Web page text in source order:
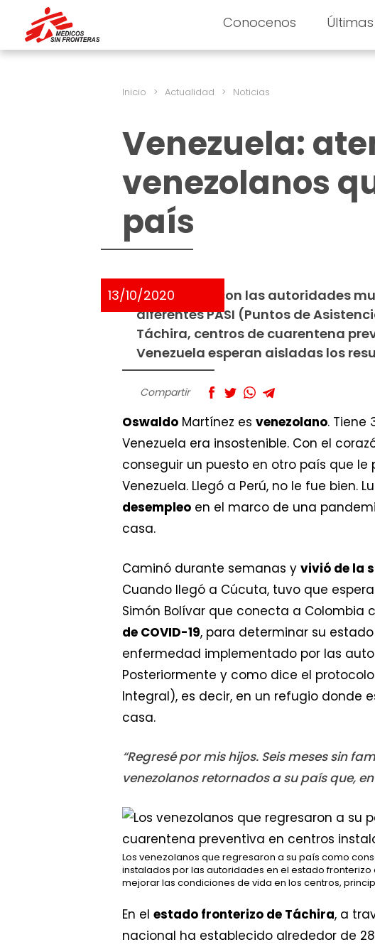
Conocenos
Inicio > Actualidad > Noticias
Venezuela:
venezolanos
país
13/10/2020
En conjunto con las autoridades
diferentes PASI (Puntos de
Táchira, centros de cuarentena
Venezuela esperan aisladas los
Compartir
Oswaldo Martínez es venezolano. Tiene
Venezuela era insostenible. Con el
conseguir un puesto en otro país que
Venezuela. Llegó a Perú, no le fue bien.
desempleo en el marco de una
casa.
Caminó durante semanas y vivió de la
Cuando llegó a Cúcuta, tuvo que
Simón Bolívar que conecta a Colombia
de COVID-19, para determinar su
enfermedad implementado por las
Posteriormente y como dice el
Integral), es decir, en un refugio donde
casa.
“Regresé por mis hijos. Seis meses sin
venezolanos retornados a su país que,
Los venezolanos que regresaron a su país como
instalados por las autoridades en el estado
mejorar las condiciones de vida en los centros,
En el estado fronterizo de Táchira, a
nacional ha establecido alrededor de